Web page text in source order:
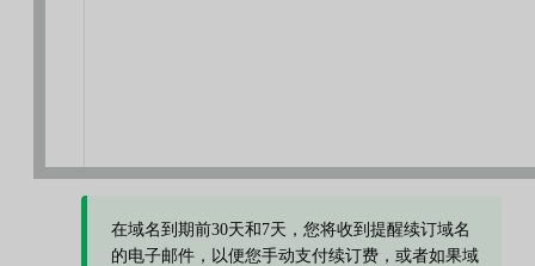
在域名到期前30天和7天，您将收到提醒续订域名
的电子邮件，以便您手动支付续订费，或者如果域